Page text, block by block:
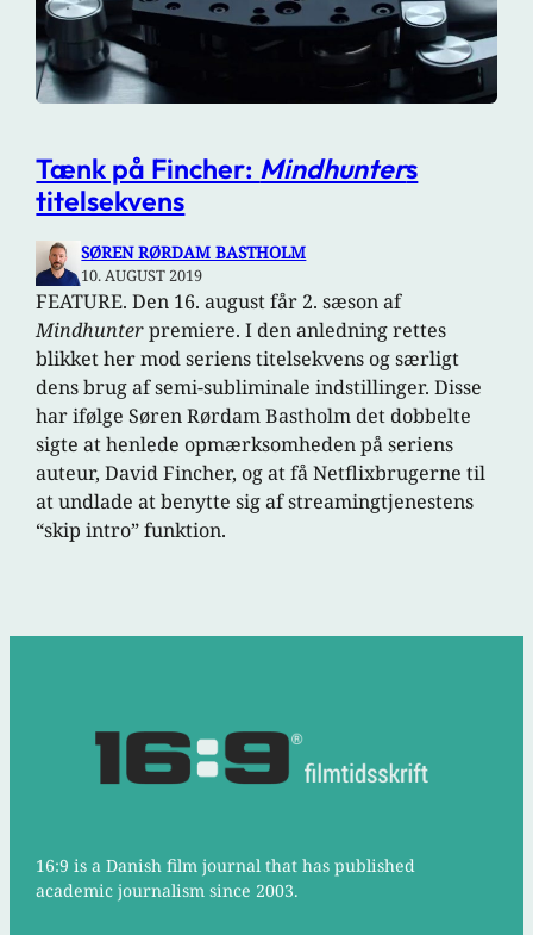
Tænk på Fincher: Mindhunters
titelsekvens
SØREN RØRDAM BASTHOLM
10. AUGUST 2019
FEATURE. Den 16. august får 2. sæson af
Mindhunterpremiere. I den anledning rettes
blikket her mod seriens titelsekvens og særligt
dens brug af semi-subliminale indstillinger. Disse
har ifølge Søren Rørdam Bastholm det dobbelte
sigte at henlede opmærksomheden på seriens
auteur, David Fincher, og at få Netflixbrugerne til
at undlade at benytte sig af streamingtjenestens
“skip intro” funktion.
16:9 is a Danish film journal that has published
academic journalism since 2003.